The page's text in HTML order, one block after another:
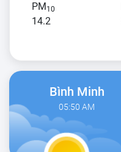
PM10
14.2
Bình Minh
05:50 AM